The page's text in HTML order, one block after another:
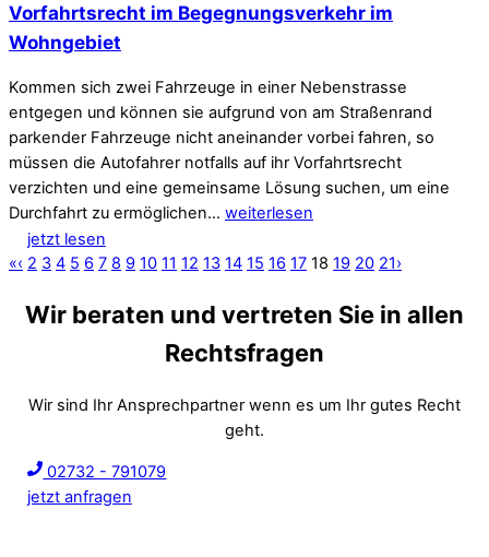
Vorfahrtsrecht im Begegnungsverkehr im
Wohngebiet
Kommen sich zwei Fahrzeuge in einer Nebenstrasse
entgegen und können sie aufgrund von am Straßenrand
parkender Fahrzeuge nicht aneinander vorbei fahren, so
müssen die Autofahrer notfalls auf ihr Vorfahrtsrecht
verzichten und eine gemeinsame Lösung suchen, um eine
Durchfahrt zu ermöglichen… weiterlesen
jetzt lesen
«‹ 2 3 4 5 6 7 8 9 10 11 12 13 14 15 16 17 18 19 20 21›
Wir beraten und vertreten Sie in allen
Rechtsfragen
Wir sind Ihr Ansprechpartner wenn es um Ihr gutes Recht
geht.
02732 - 791079
jetzt anfragen